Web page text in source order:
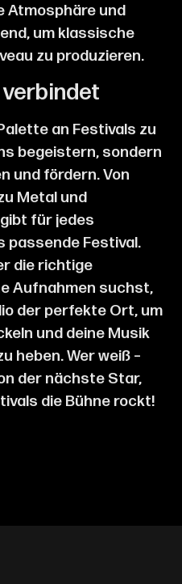
Atmosphäre und
um klassische
zu produzieren.
verbindet
an Festivals zu
begeistern, sondern
und fördern. Von
Metal und
für jedes
passende Festival.
die richtige
Aufnahmen suchst,
der perfekte Ort, um
und deine Musik
heben. Wer weiß –
der nächste Star,
die Bühne rockt!